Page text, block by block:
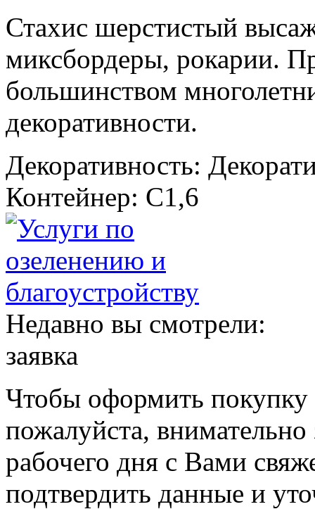
Стахис шерстистый
миксбордеры, рокарии.
большинством
декоративности.
Декоративность:
Контейнер: С1,6
Недавно вы смотрели:
заявка
Чтобы оформить покупку
пожалуйста,
рабочего дня с Вами
подтвердить данные и